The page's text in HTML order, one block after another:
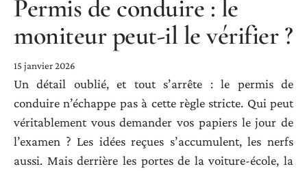
Permis de conduire : le
moniteur peut-il le vérifier ?
15 janvier 2026
Un détail oublié, et tout s’arrête : le permis de
conduire n’échappe pas à cette règle stricte. Qui peut
véritablement vous demander vos papiers le jour de
l’examen ? Les idées reçues s’accumulent, les nerfs
aussi. Mais derrière les portes de la voiture-école, la